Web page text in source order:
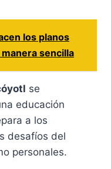
los planos
sencilla
se
educación
a los
desafíos del
personales.